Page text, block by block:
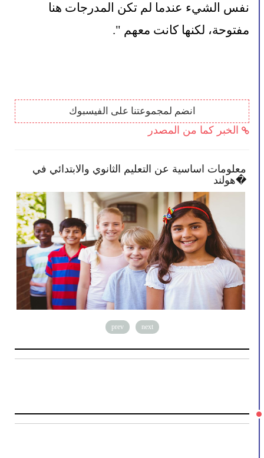
مفتوحة، لكنها كانت معهم ".
انضم لمجموعتنا على الفيسبوك
الخبر كما من المصدر
معلومات اساسية عن
تصبح أكثر انخراطًا في
prev next